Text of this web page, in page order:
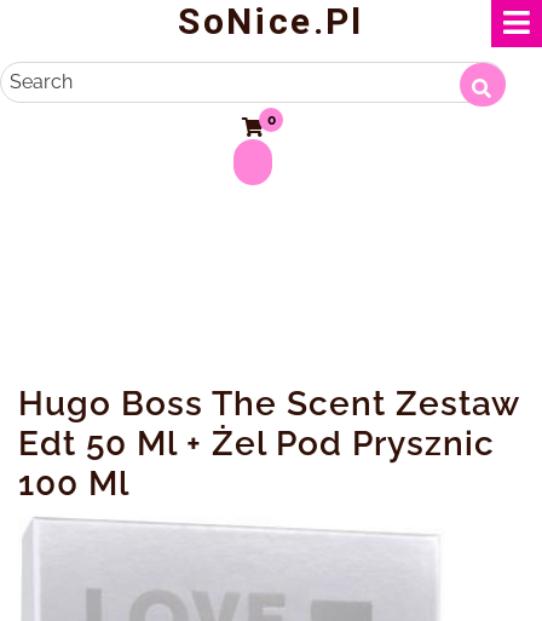
content
SoNice.pl
Search
0
Hugo Boss The Scent Zestaw
Edt 50 Ml + Żel Pod Prysznic
100 Ml